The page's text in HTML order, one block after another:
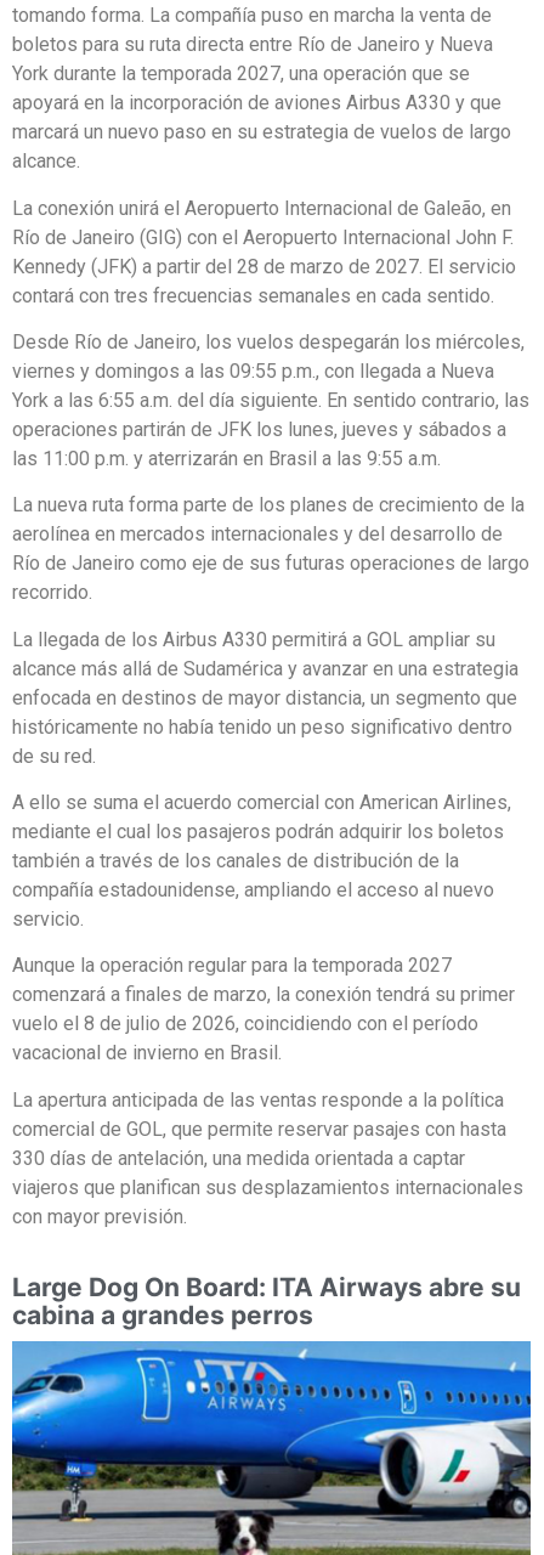
tomando forma. La compañía puso en marcha la venta de
boletos para su ruta directa entre Río de Janeiro y Nueva
York durante la temporada 2027, una operación que se
apoyará en la incorporación de aviones Airbus A330 y que
marcará un nuevo paso en su estrategia de vuelos de largo
alcance.
La conexión unirá el Aeropuerto Internacional de Galeão, en
Río de Janeiro (GIG) con el Aeropuerto Internacional John F.
Kennedy (JFK) a partir del 28 de marzo de 2027. El servicio
contará con tres frecuencias semanales en cada sentido.
Desde Río de Janeiro, los vuelos despegarán los miércoles,
viernes y domingos a las 09:55 p.m., con llegada a Nueva
York a las 6:55 a.m. del día siguiente. En sentido contrario, las
operaciones partirán de JFK los lunes, jueves y sábados a
las 11:00 p.m. y aterrizarán en Brasil a las 9:55 a.m.
La nueva ruta forma parte de los planes de crecimiento de la
aerolínea en mercados internacionales y del desarrollo de
Río de Janeiro como eje de sus futuras operaciones de largo
recorrido.
La llegada de los Airbus A330 permitirá a GOL ampliar su
alcance más allá de Sudamérica y avanzar en una estrategia
enfocada en destinos de mayor distancia, un segmento que
históricamente no había tenido un peso significativo dentro
de su red.
A ello se suma el acuerdo comercial con American Airlines,
mediante el cual los pasajeros podrán adquirir los boletos
también a través de los canales de distribución de la
compañía estadounidense, ampliando el acceso al nuevo
servicio.
Aunque la operación regular para la temporada 2027
comenzará a finales de marzo, la conexión tendrá su primer
vuelo el 8 de julio de 2026, coincidiendo con el período
vacacional de invierno en Brasil.
La apertura anticipada de las ventas responde a la política
comercial de GOL, que permite reservar pasajes con hasta
330 días de antelación, una medida orientada a captar
viajeros que planifican sus desplazamientos internacionales
con mayor previsión.
Large Dog On Board: ITA Airways abre su
cabina a grandes perros